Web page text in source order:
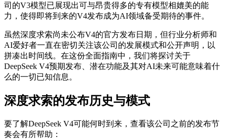
司的V3模型已展现出可与昂贵得多的专有模型相媲美的能
力，使得即将到来的V4发布成为AI领域备受期待的事件。
虽然深度求索尚未公布V4的官方发布日期，但行业分析师和
AI爱好者一直在密切关注该公司的发展模式和公开声明，以
拼凑出时间线。在这份全面指南中，我们将探讨关于
DeepSeek V4预期发布、潜在功能及其对AI未来可能意味着什
么的一切已知信息。
深度求索的发布历史与模式
要了解DeepSeek V4可能何时到来，查看该公司之前的发布节
奏会有所帮助：